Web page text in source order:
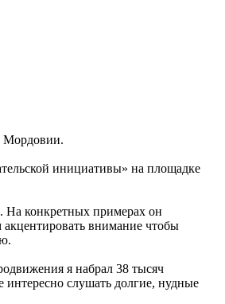
Мордовии.
инициативы» на площадке
На конкретных примерах он
акцентировать внимание чтобы
я набрал 38 тысяч
слушать долгие, нудные